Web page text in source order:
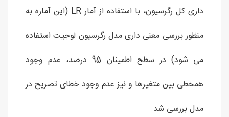
داری کل رگرسیون، با استفاده از آمار LR (این آماره به
منظور بررسی معنی داری مدل رگرسیون لوجیت استفاده
می شود) در سطح اطمینان 95 درصد، عدم وجود
همخطی بین متغیرها و نیز عدم وجود خطای تصریح در
مدل بررسی شد.